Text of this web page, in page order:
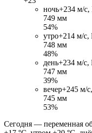
ночь+234 м/c,
749 мм
54%
утро+214 м/c,
748 мм
48%
день+234 м/c,
747 мм
39%
вечер+245 м/
745 мм
53%
Сегодня — переменная